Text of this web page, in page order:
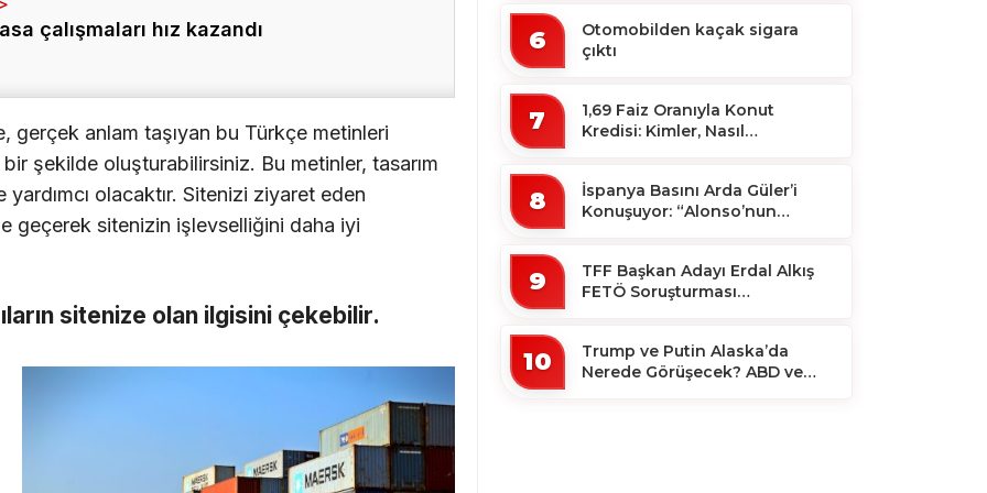
çalışmaları hız kazandı
gerçek anlam taşıyan bu Türkçe metinleri
şekilde oluşturabilirsiniz. Bu metinler, tasarım
olacaktır. Sitenizi ziyaret eden
geçerek sitenizin işlevselliğini daha iyi
sitenize olan ilgisini çekebilir.
6
Otomobilden kaçak sigara
çıktı
7
1,69 Faiz Oranıyla Konut
Kredisi: Kimler, Nasıl
8
İspanya Basını Arda Güler’i
Konuşuyor: “Alonso’nun
9
TFF Başkan Adayı Erdal Alkış
FETÖ Soruşturması
10
Trump ve Putin Alaska’da
Nerede Görüşecek? ABD ve